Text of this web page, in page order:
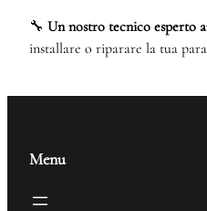
🔧 Un nostro tecnico esperto
installare o riparare la tua
Menu